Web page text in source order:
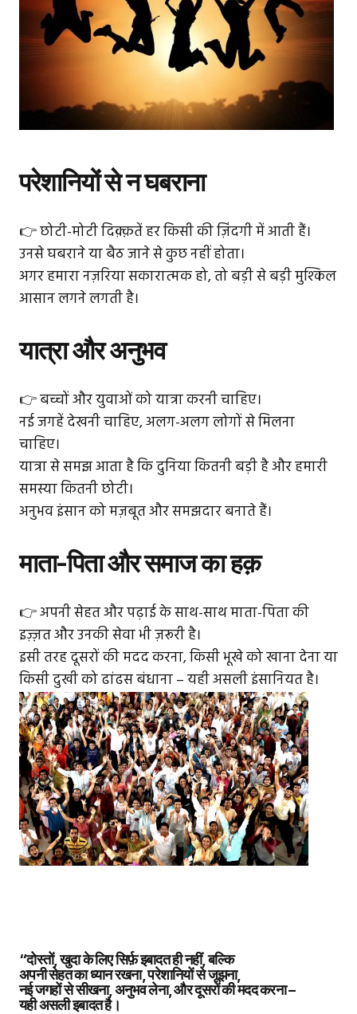
परेशानियों से न घबराना
👉 छोटी-मोटी दिक़्क़तें हर किसी की ज़िंदगी में आती हैं।
उनसे घबराने या बैठ जाने से कुछ नहीं होता।
अगर हमारा नज़रिया सकारात्मक हो, तो बड़ी से बड़ी मुश्किल
आसान लगने लगती है।
यात्रा और अनुभव
👉 बच्चों और युवाओं को यात्रा करनी चाहिए।
नई जगहें देखनी चाहिए, अलग-अलग लोगों से मिलना
चाहिए।
यात्रा से समझ आता है कि दुनिया कितनी बड़ी है और हमारी
समस्या कितनी छोटी।
अनुभव इंसान को मज़बूत और समझदार बनाते हैं।
माता-पिता और समाज का हक़
👉 अपनी सेहत और पढ़ाई के साथ-साथ माता-पिता की
इज़्ज़त और उनकी सेवा भी ज़रूरी है।
इसी तरह दूसरों की मदद करना, किसी भूखे को खाना देना या
किसी दुखी को ढांढस बंधाना – यही असली इंसानियत है।
“दोस्तों, खुदा के लिए सिर्फ़ इबादत ही नहीं, बल्कि
अपनी सेहत का ध्यान रखना, परेशानियों से जूझना,
नई जगहों से सीखना, अनुभव लेना, और दूसरों की मदद करना –
यही असली इबादत है।